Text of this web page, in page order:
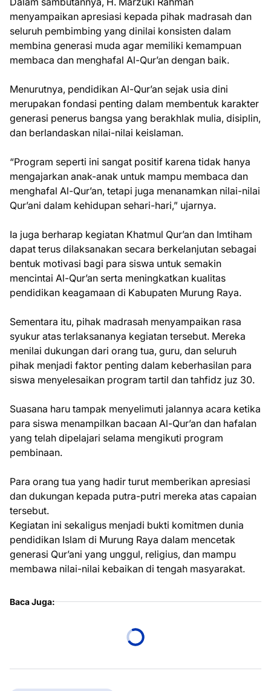
menyampaikan apresiasi kepada pihak madrasah dan
seluruh pembimbing yang dinilai konsisten dalam
membina generasi muda agar memiliki kemampuan
membaca dan menghafal Al-Qur’an dengan baik.
Menurutnya, pendidikan Al-Qur’an sejak usia dini
merupakan fondasi penting dalam membentuk karakter
generasi penerus bangsa yang berakhlak mulia, disiplin,
dan berlandaskan nilai-nilai keislaman.
“Program seperti ini sangat positif karena tidak hanya
mengajarkan anak-anak untuk mampu membaca dan
menghafal Al-Qur’an, tetapi juga menanamkan nilai-nilai
Qur’ani dalam kehidupan sehari-hari,” ujarnya.
Ia juga berharap kegiatan Khatmul Qur’an dan Imtiham
dapat terus dilaksanakan secara berkelanjutan sebagai
bentuk motivasi bagi para siswa untuk semakin
mencintai Al-Qur’an serta meningkatkan kualitas
pendidikan keagamaan di Kabupaten Murung Raya.
Sementara itu, pihak madrasah menyampaikan rasa
syukur atas terlaksananya kegiatan tersebut. Mereka
menilai dukungan dari orang tua, guru, dan seluruh
pihak menjadi faktor penting dalam keberhasilan para
siswa menyelesaikan program tartil dan tahfidz juz 30.
Suasana haru tampak menyelimuti jalannya acara ketika
para siswa menampilkan bacaan Al-Qur’an dan hafalan
yang telah dipelajari selama mengikuti program
pembinaan.
Para orang tua yang hadir turut memberikan apresiasi
dan dukungan kepada putra-putri mereka atas capaian
tersebut.
Kegiatan ini sekaligus menjadi bukti komitmen dunia
pendidikan Islam di Murung Raya dalam mencetak
generasi Qur’ani yang unggul, religius, dan mampu
membawa nilai-nilai kebaikan di tengah masyarakat.
Baca Juga: